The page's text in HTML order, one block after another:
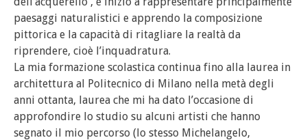
paesaggi naturalistici e apprendo la composizione
pittorica e la capacità di ritagliare la realtà da
riprendere, cioè l’inquadratura.
La mia formazione scolastica continua fino alla laurea in
architettura al Politecnico di Milano nella metà degli
anni ottanta, laurea che mi ha dato l’occasione di
approfondire lo studio su alcuni artisti che hanno
segnato il mio percorso (lo stesso Michelangelo,